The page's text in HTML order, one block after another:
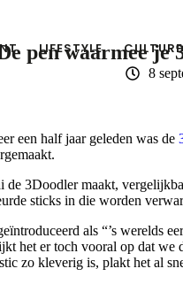
LIFESTYLE CULTURE
pen waarmee je
8
een half jaar geleden was de
3Doodler maakt,
sticks in die worden
als “’s werelds
het er toch vooral op dat
zo kleverig is, plakt het al